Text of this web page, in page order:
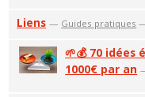
Liens — Guides pratiques
🌱💰 70 idées
1000€ par an